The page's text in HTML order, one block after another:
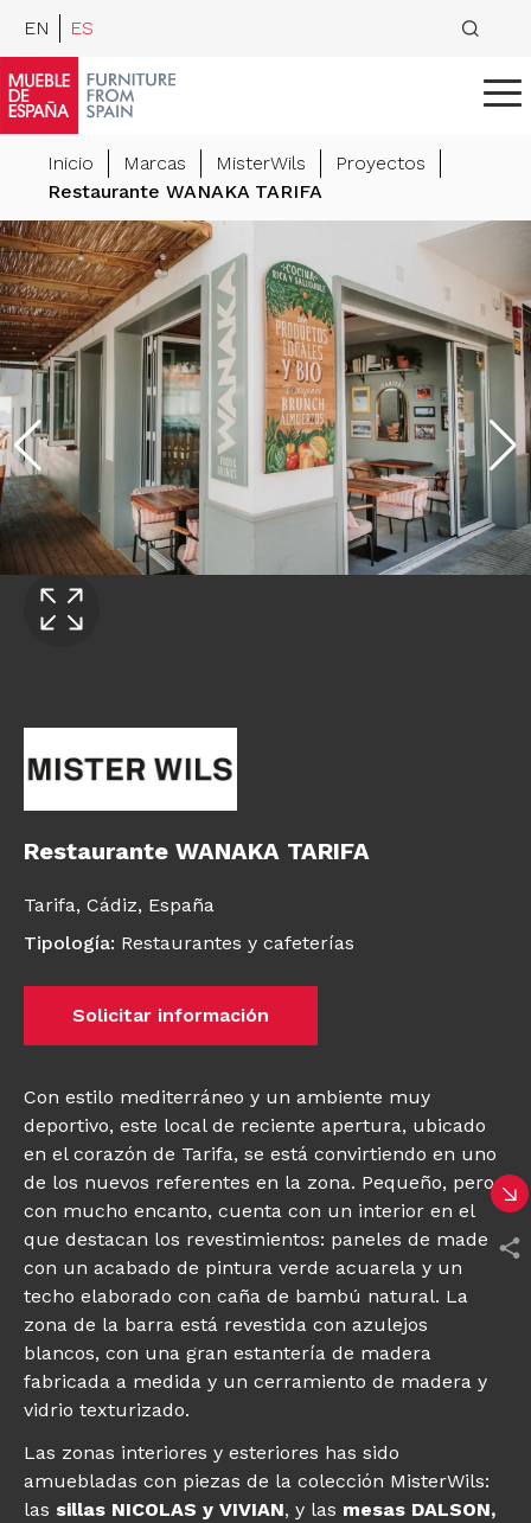
EN ES
Inicio Marcas MisterWils
Proyectos
Restaurante WANAKA TARIFA
Restaurante WANAKA TARIFA
Tarifa, Cádiz, España
Tipología: Restaurantes y cafeterías
Solicitar información
Con estilo mediterráneo y un ambiente muy
deportivo, este local de reciente apertura, ubicado
en el corazón de Tarifa, se está convirtiendo en uno
de los nuevos referentes en la zona. Pequeño, pero
con mucho encanto, cuenta con un interior en el
que destacan los revestimientos: paneles de madera
con un acabado de pintura verde acuarela y un
techo elaborado con caña de bambú natural. La
zona de la barra está revestida con azulejos
blancos, con una gran estantería de madera
fabricada a medida y un cerramiento de madera y
vidrio texturizado.
Las zonas interiores y esteriores has sido
amuebladas con piezas de la colección MisterWils:
las sillas NICOLAS y VIVIAN, y las mesas DALSON,